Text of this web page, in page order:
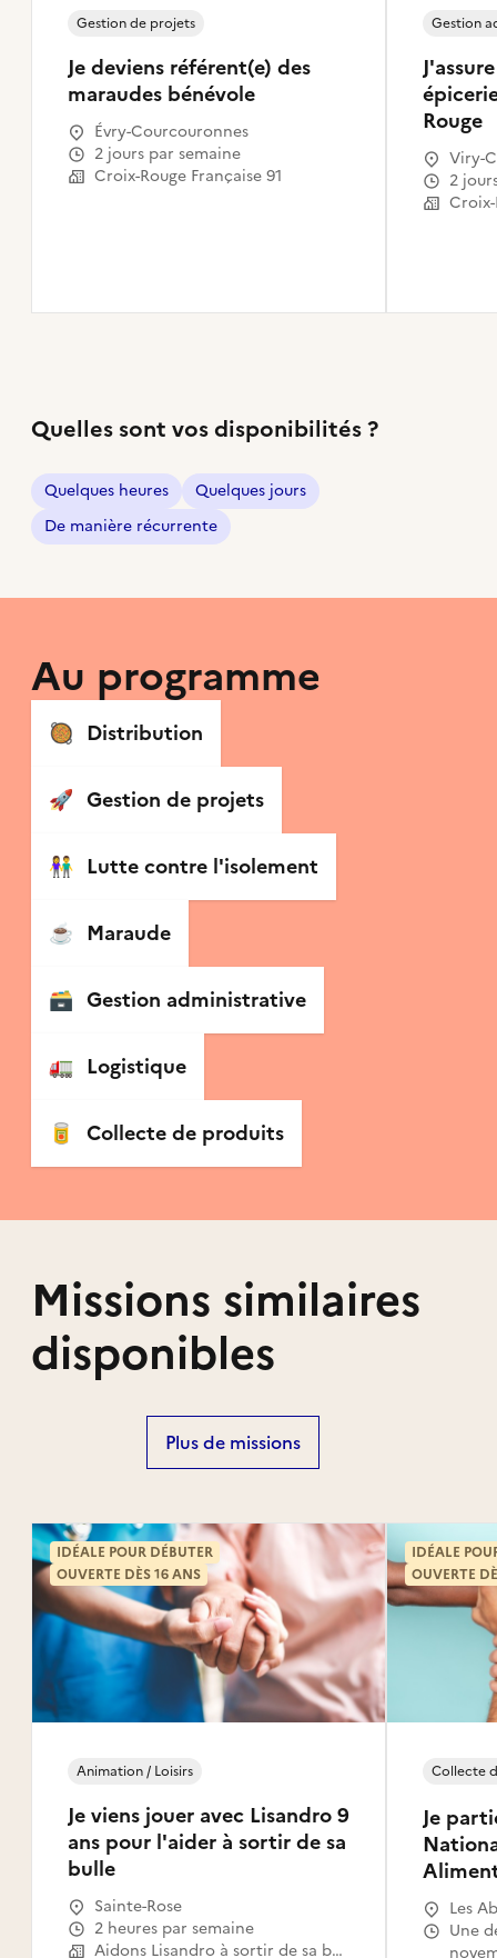
Je deviens référent(e) des
maraudes bénévole
Gestion de projets
Évry-Courcouronnes
2 jours par semaine
Croix-Rouge Française 91
Rouge
Gestion
Viry-
2
Croix-
Quelles sont vos disponibilités ?
Quelques heures
Quelques jours
De manière récurrente
Au programme
🥘 Distribution
🚀 Gestion de projets
👫 Lutte contre l'isolement
☕️ Maraude
🗃 Gestion administrative
🚛 Logistique
🥫 Collecte de produits
Missions similaires
disponibles
Plus de missions
Je viens jouer avec Lisandro 9
ans pour l'aider à sortir de sa
bulle
Animation / Loisirs
Sainte-Rose
2 heures par semaine
Aidons Lisandro à sortir de sa bulle
IDÉALE POUR DÉBUTER
OUVERTE DÈS 16 ANS
Je
Collecte
Les
à-
Petit-
Une demi-journée à partir du 5
IDÉALE
OUVERTE